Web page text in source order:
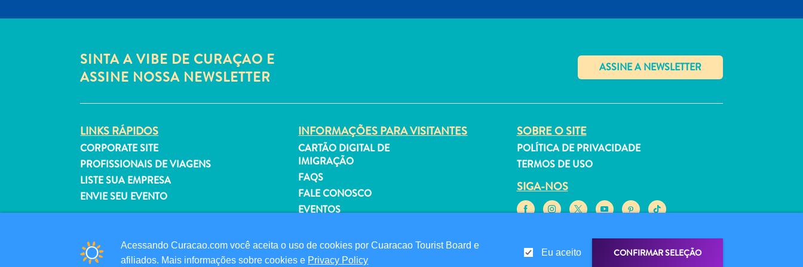
SINTA A VIBE DE CURAÇAO E
ASSINE NOSSA NEWSLETTER
✕
LINKS RÁPIDOS
CORPORATE SITE
PROFISSIONAIS DE VIAGENS
LISTE SUA EMPRESA
ENVIE SEU EVENTO
INFORMAÇÕES PARA VISITANTES
CARTÃO DIGITAL DE
IMIGRAÇÃO
FAQS
FALE CONOSCO
EVENTOS
SOBRE O SITE
POLÍTICA DE PRIVACIDADE
TERMOS DE USO
SIGA-NOS
Acessando Curacao.com você aceita o uso de cookies por Cuaracao Tourist Board e
afiliados. Mais informações sobre cookies e Privacy Policy
Eu aceito CONFIRMAR SELEÇÃO